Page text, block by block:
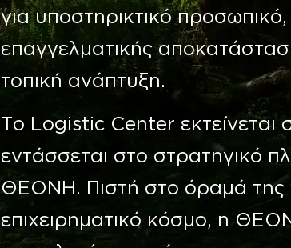
για υποστηρικτικό
επαγγελματικής
τοπική ανάπτυξη.
Το Logistic Center εκτείνεται
εντάσσεται στο στρατηγικό
ΘΕΟΝΗ. Πιστή στο όραμά της
επιχειρηματικό κόσμο, η